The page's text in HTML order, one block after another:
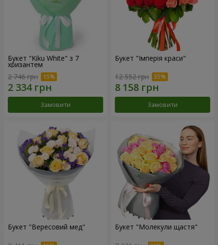
Букет "Kiku White" з 7
хризантем
2 746 грн
Замовити
Букет "Імперія краси"
12 552 грн
Замовити
Букет "Вересовий мед" Букет "Молекули щастя"